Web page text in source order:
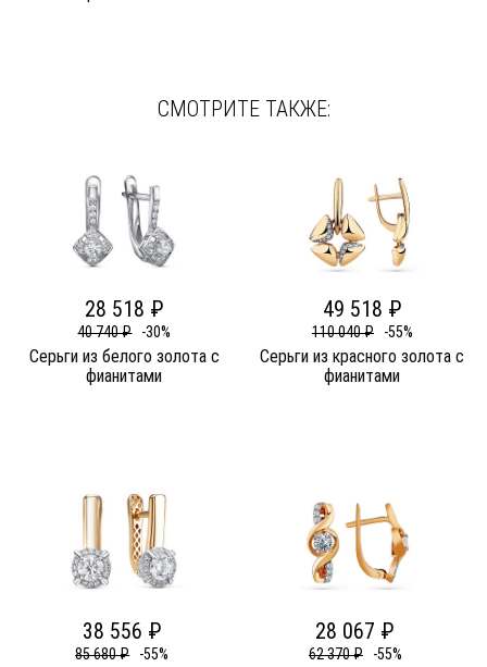
СМОТРИТЕ ТАКЖЕ:
28 518 ₽
40 740 ₽ -30%
Серьги из белого золота c
фианитами
49 518 ₽
110 040 ₽ -55%
Серьги из красного золота c
фианитами
38 556 ₽
85 680 ₽ -55%
28 067 ₽
62 370 ₽ -55%